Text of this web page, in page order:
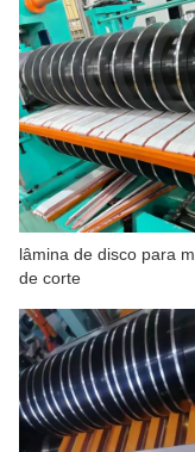
lâmina de disco para
de corte